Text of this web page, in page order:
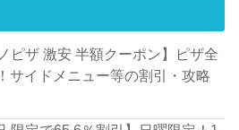
ピザ 激安 半額クーポン】ピザ全
サイドメニュー等の割引・攻略